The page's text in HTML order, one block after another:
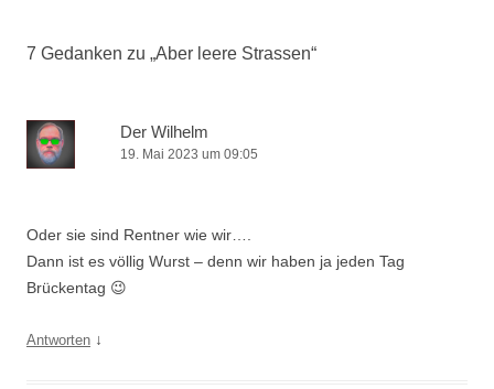
7 Gedanken zu „Aber leere Strassen“
Der Wilhelm
19. Mai 2023 um 09:05
Oder sie sind Rentner wie wir….
Dann ist es völlig Wurst – denn wir haben ja jeden Tag
Brückentag 😉
Antworten ↓